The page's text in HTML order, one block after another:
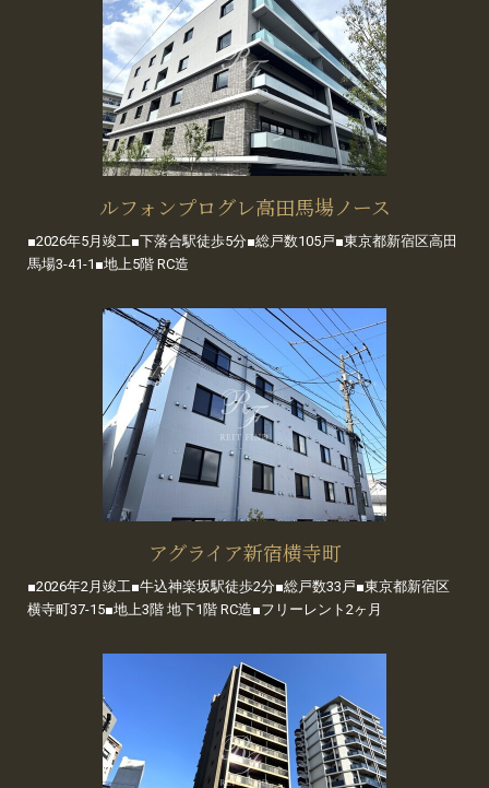
ルフォンプログレ高田馬場ノース
■2026年5月竣工■下落合駅徒歩5分■総戸数105戸■東京都新宿区高田
馬場3-41-1■地上5階 RC造
アグライア新宿横寺町
■2026年2月竣工■牛込神楽坂駅徒歩2分■総戸数33戸■東京都新宿区
横寺町37-15■地上3階 地下1階 RC造■フリーレント2ヶ月